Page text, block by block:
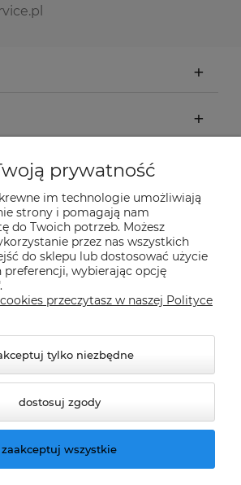
Wszelkie prawa zastrzeżone.
prywatność
im technologie umożliwiają
strony i pomagają nam
do Twoich potrzeb. Możesz
przez nas wszystkich
do sklepu lub dostosować użycie
wybierając opcję
przeczytasz w naszej Polityce
tylko niezbędne
dostosuj zgody
zaakceptuj wszystkie